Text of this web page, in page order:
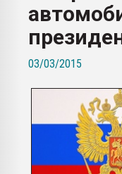
Всё, что касается выдува
бутылок
ПЕРЕЙТИ НА
03/03/2015